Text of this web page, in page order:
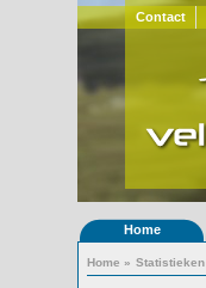
Contact
Home
Home » Statistieken